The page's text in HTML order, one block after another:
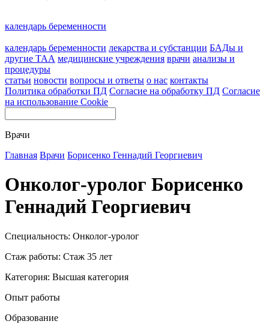
календарь беременности
календарь беременности лекарства и субстанции БАДы и
другие ТАА медицинские учреждения врачи анализы и
процедуры
статьи новости вопросы и ответы о нас контакты
Политика обработки ПД Согласие на обработку ПД Согласие
на использование Cookie
Врачи
Главная Врачи Борисенко Геннадий Георгиевич
Онколог-уролог Борисенко
Геннадий Георгиевич
Специальность: Онколог-уролог
Стаж работы: Стаж 35 лет
Категория: Высшая категория
Опыт работы
Образование